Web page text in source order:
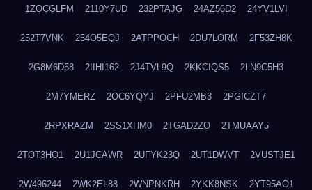
1ZOCGLFM 2110Y7UD 232PTAJG 24AZ56D2 24YV1LVI
252T7VNK 254O5EQJ 2ATPPOCH 2DU7LORM 2F53ZH8K
2G8M6D58 2IIHI162 2J4TVL9Q 2KKCIQS5 2LN9C5H3
2M7YMERZ 2OC6YQYJ 2PFU2MB3 2PGICZT7
2RPXRAZM 2SS1XHM0 2TGAD2ZO 2TMUAAY5
2TOT3HO1 2U1JCAWR 2UFYK23Q 2UT1DWVT 2VUSTJE1
2W496244 2WK2EL88 2WNPNKRH 2YKK8NSK 2YT95AO1